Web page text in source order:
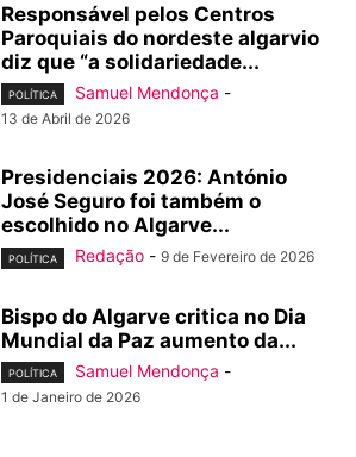
Responsável pelos Centros
Paroquiais do nordeste algarvio
diz que “a solidariedade...
POLÍTICA Samuel Mendonça -
13 de Abril de 2026
Presidenciais 2026: António
José Seguro foi também o
escolhido no Algarve...
POLÍTICA Redação - 9 de Fevereiro de 2026
Bispo do Algarve critica no Dia
Mundial da Paz aumento da...
POLÍTICA Samuel Mendonça -
1 de Janeiro de 2026